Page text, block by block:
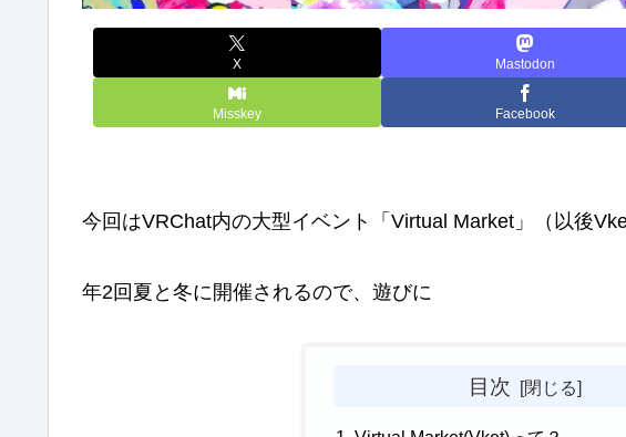
X Mastodon
Misskey Facebook
今回はVRChat内の大型イベント「Virtual Market」（以後
年2回夏と冬に開催されるので、遊びに
目次